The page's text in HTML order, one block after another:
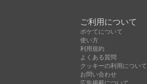
ご利用について
ボケてについて
使い方
利用規約
よくある質問
クッキーの利用について
お問い合わせ